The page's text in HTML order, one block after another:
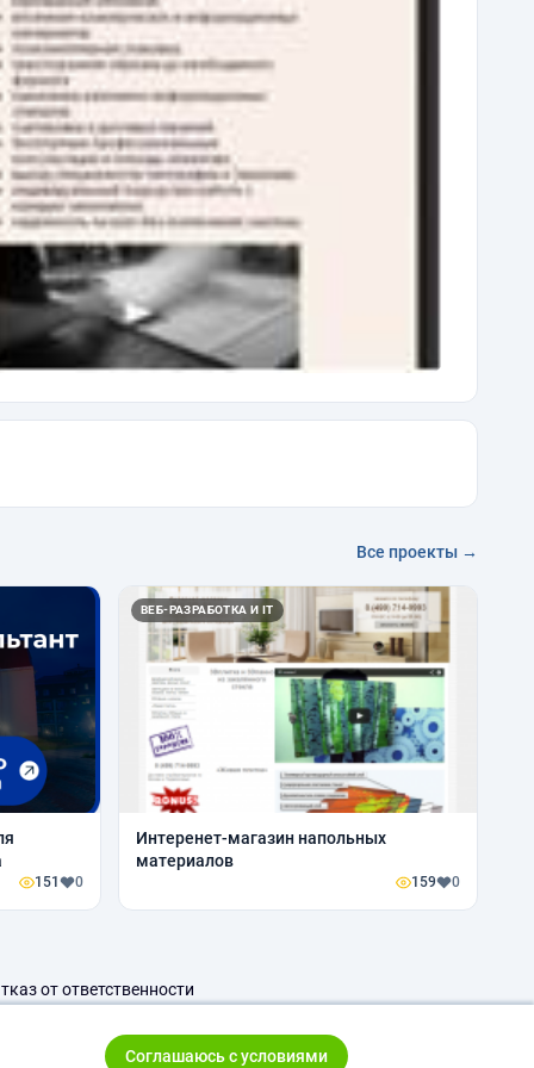
Все проекты →
151 0
ВЕБ-РАЗРАБОТКА И IT
Интеренет-магазин напольных
материалов
159 0
от ответственности
Соглашаюсь с условиями